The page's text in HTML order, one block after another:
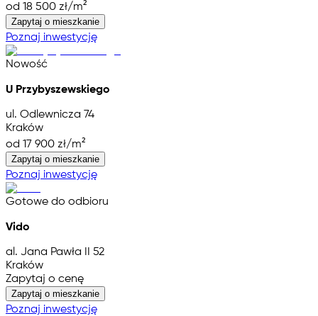
od 18 500 zł/m²
Zapytaj o mieszkanie
Poznaj inwestycję
Nowość
U Przybyszewskiego
ul. Odlewnicza 74
Kraków
od 17 900 zł/m²
Zapytaj o mieszkanie
Poznaj inwestycję
Gotowe do odbioru
Vido
al. Jana Pawła II 52
Kraków
Zapytaj o cenę
Zapytaj o mieszkanie
Poznaj inwestycję